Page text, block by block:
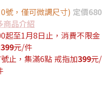
號，僅可微調尺寸) 定價680
商品介紹
起至1月8日止 ，消費不限金
399元/件
止，集滿6點 戒指加399元/